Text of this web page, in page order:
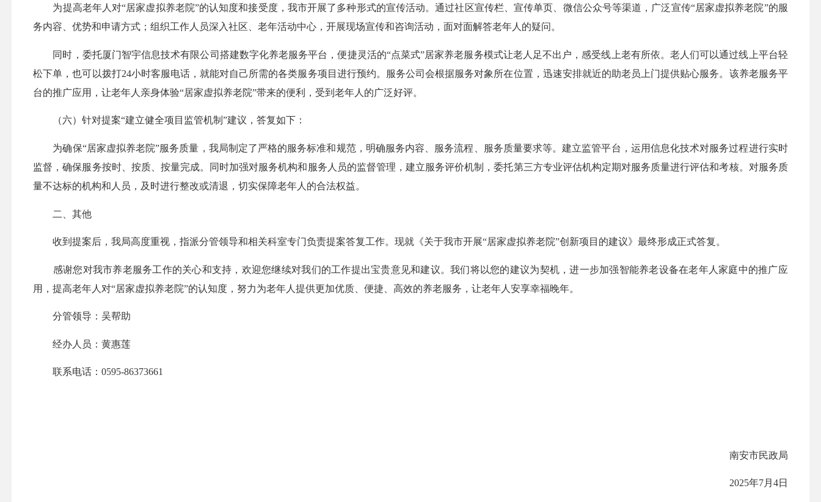
为提高老年人对“居家虚拟养老院”的认知度和接受度，我市开展了多种形式的宣传活动。通过社区宣传栏、宣传单页、微信公众号等渠道，广泛宣传“居家虚拟养老院”的服
务内容、优势和申请方式；组织工作人员深入社区、老年活动中心，开展现场宣传和咨询活动，面对面解答老年人的疑问。
同时，委托厦门智宇信息技术有限公司搭建数字化养老服务平台，便捷灵活的“点菜式”居家养老服务模式让老人足不出户，感受线上老有所依。老人们可以通过线上平台轻
松下单，也可以拨打24小时客服电话，就能对自己所需的各类服务项目进行预约。服务公司会根据服务对象所在位置，迅速安排就近的助老员上门提供贴心服务。该养老服务平
台的推广应用，让老年人亲身体验“居家虚拟养老院”带来的便利，受到老年人的广泛好评。
（六）针对提案“建立健全项目监管机制”建议，答复如下：
为确保“居家虚拟养老院”服务质量，我局制定了严格的服务标准和规范，明确服务内容、服务流程、服务质量要求等。建立监管平台，运用信息化技术对服务过程进行实时
监督，确保服务按时、按质、按量完成。同时加强对服务机构和服务人员的监督管理，建立服务评价机制，委托第三方专业评估机构定期对服务质量进行评估和考核。对服务质
量不达标的机构和人员，及时进行整改或清退，切实保障老年人的合法权益。
二、其他
收到提案后，我局高度重视，指派分管领导和相关科室专门负责提案答复工作。现就《关于我市开展“居家虚拟养老院”创新项目的建议》最终形成正式答复。
感谢您对我市养老服务工作的关心和支持，欢迎您继续对我们的工作提出宝贵意见和建议。我们将以您的建议为契机，进一步加强智能养老设备在老年人家庭中的推广应
用，提高老年人对“居家虚拟养老院”的认知度，努力为老年人提供更加优质、便捷、高效的养老服务，让老年人安享幸福晚年。
分管领导：吴帮助
经办人员：黄惠莲
联系电话：0595-86373661
南安市民政局
2025年7月4日